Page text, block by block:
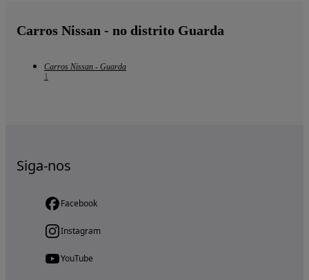
Carros Nissan - no distrito Guarda
Carros Nissan - Guarda
1
Siga-nos
Facebook
Instagram
YouTube